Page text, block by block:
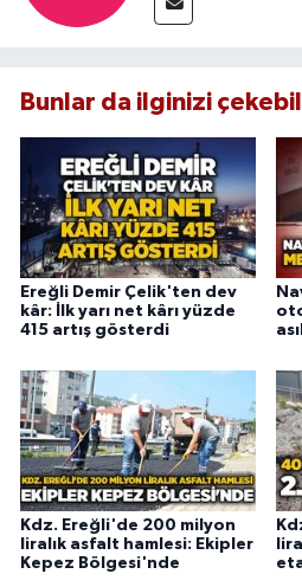
Bunlar da ilginizi
Ereğli Demir Çelik'ten dev
kâr: İlk yarı net kârı yüzde
415 artış gösterdi
Kdz. Ereğli'de 200 milyon
liralık asfalt hamlesi: Ekipler
Kepez Bölgesi'nde